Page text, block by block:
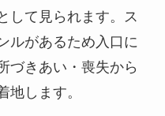
して見られます。ス
ルがあるため入口に
づきあい・喪失から
地します。